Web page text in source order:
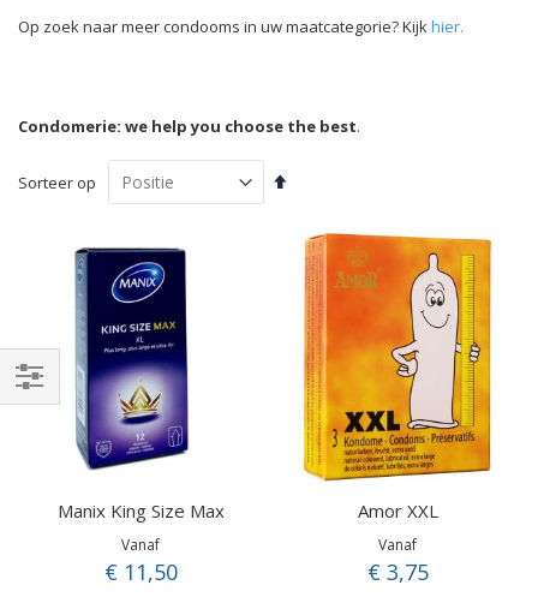
Op zoek naar meer condooms in uw maatcategorie? Kijkhier.
Condomerie: we help you choose the best.
Sorteer op
Van
laag
sorteren
Manix King Size Max
Vanaf
€ 11,50
Amor XXL
Vanaf
€ 3,75
Filteren